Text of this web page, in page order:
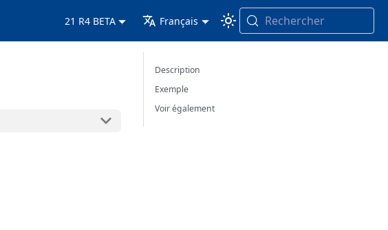
21 R4 BETA Français Rechercher
Description
Exemple
Voir également